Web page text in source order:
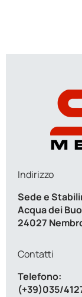
Indirizzo
Sede e
Acqua dei
24027
Contatti
Telefono:
(+39)035/